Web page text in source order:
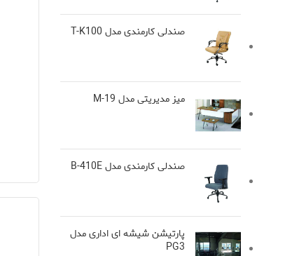
صندلی کارمندی مدل T-K100
میز مدیریتی مدل M-19
صندلی کارمندی مدل B-410E
پارتیشن شیشه ای اداری مدل
PG3